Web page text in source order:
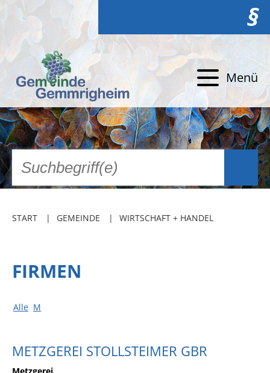
§
Menü
START GEMEINDE WIRTSCHAFT + HANDEL
FIRMEN
Alle M
METZGEREI STOLLSTEIMER GBR